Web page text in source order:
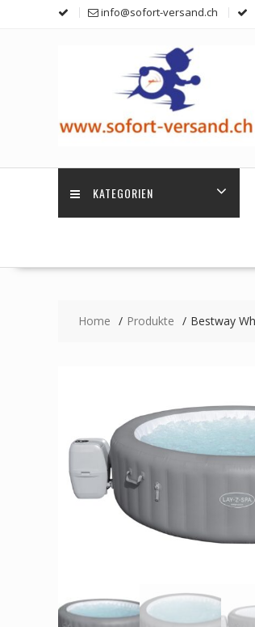
info@sofort-versand.ch
KATEGORIEN
Home Produkte Bestway